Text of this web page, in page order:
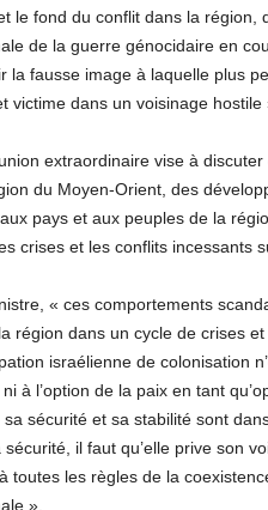
le fond du conflit dans la
de la guerre génocidaire en
la fausse image à laquelle plus
victime dans un voisinage hostile
extraordinaire vise à
du Moyen-Orient, des
aux pays et aux peuples de la
crises et les conflits incessants
« ces comportements
région dans un cycle de crises
israélienne de colonisation
à l’option de la paix en tant
sécurité et sa stabilité sont
sécurité, il faut qu’elle prive son
toutes les règles de la
».